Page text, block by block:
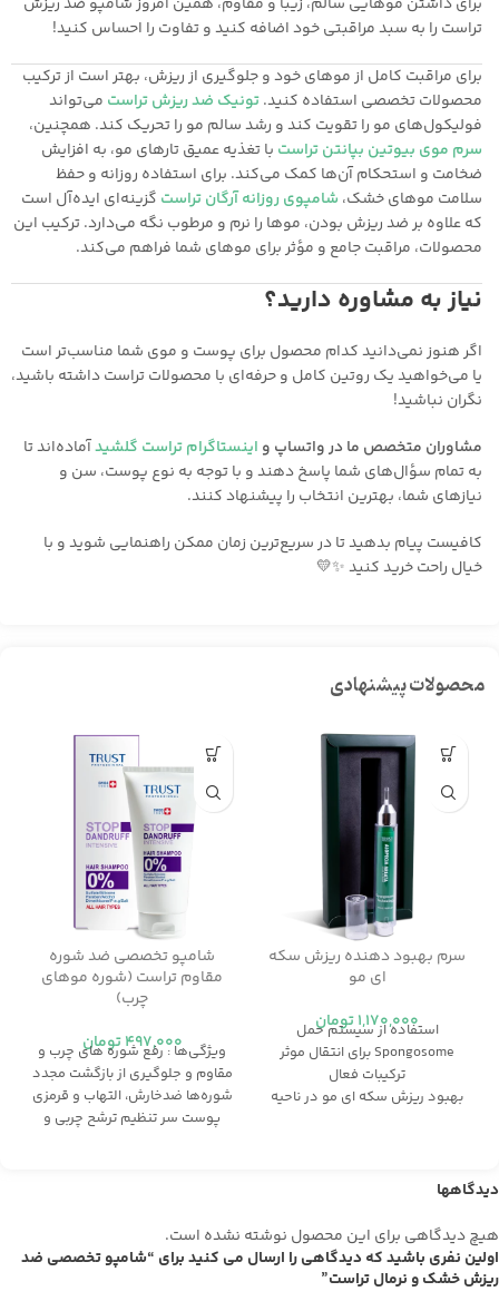
تراست را به سبد مراقبتی خود اضافه کنید و تفاوت را احساس کنید!
برای مراقبت کامل از موهای خود و جلوگیری از ریزش، بهتر است از ترکیب
محصولات تخصصی استفاده کنید.تونیک ضد ریزش تراست می‌تواند
فولیکول‌های مو را تقویت کند و رشد سالم مو را تحریک کند. همچنین،
سرم موی بیوتین بپانتن تراست با تغذیه عمیق تارهای مو، به افزایش
ضخامت و استحکام آن‌ها کمک می‌کند. برای استفاده روزانه و حفظ
سلامت موهای خشک، شامپوی روزانه آرگان تراست گزینه‌ای ایده‌آل است
که علاوه بر ضد ریزش بودن، موها را نرم و مرطوب نگه می‌دارد. ترکیب این
محصولات، مراقبت جامع و مؤثر برای موهای شما فراهم می‌کند.
نیاز به مشاوره دارید؟
اگر هنوز نمی‌دانید کدام محصول برای پوست و موی شما مناسب‌تر است
یا می‌خواهید یک روتین کامل و حرفه‌ای با محصولات تراست داشته باشید،
نگران نباشید!
مشاوران متخصص ما در واتساپ و اینستاگرام تراست گلشیدآماده‌اند تا
به تمام سؤال‌های شما پاسخ دهند و با توجه به نوع پوست، سن و
نیازهای شما، بهترین انتخاب را پیشنهاد کنند.
کافیست پیام بدهید تا در سریع‌ترین زمان ممکن راهنمایی شوید و با
خیال راحت خرید کنید ✨💛
محصولات پیشنهادی
سرم بهبود دهنده ریزش سکه
ای مو
1,170,000تومان
استفاده از سیستم حمل
Spongosome برای انتقال موثر
ترکیبات فعال
بهبود ریزش سکه ای مو در ناحیه
شامپو تخصصی ضد شوره
مقاوم تراست (شوره موهای
چرب)
497,000 تومان
ویژگی‌ها : رفع شوره هاي چرب و
مقاوم و جلوگيري از بازگشت مجدد
شوره‌ها ضدخارش، التهاب و قرمزي
پوست سر تنظيم ترشح چربي و
سیلیکون، دایمتیکون، پارابن، الکل،
پی ای جی و نمک
دیدگاهها
هیچ دیدگاهی برای این محصول نوشته نشده است.
اولین نفری باشید که دیدگاهی را ارسال می کنید برای “شامپو تخصصی ضد
ریزش خشک و نرمال تراست”